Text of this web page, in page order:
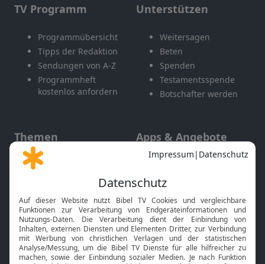
TV Programm
Programmübersicht
Tipps der Redaktion
Sendungen von A-Z
Programmheft
kostenlos anfordern
Unterstützen
Weitersagen
Beten
Spenden
Testamentsspende
Botschafter werden
Themen
Gott und Bibel erklärt
Neuigkeiten
Apps & Angebote
Mobile App
Smart TV
HbbTV
Bibelthek Online-Bibel
Nächster Gottesdienst